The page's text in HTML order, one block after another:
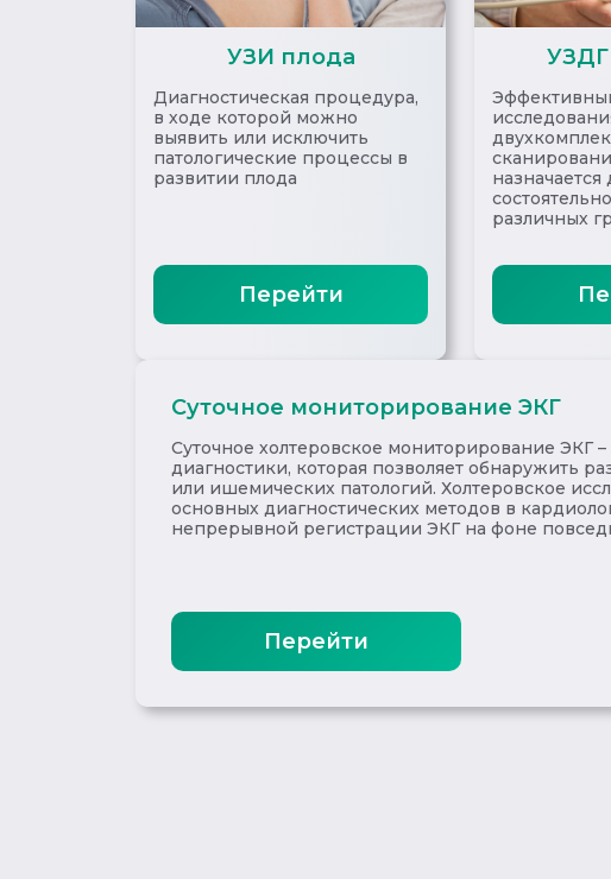
УЗИ плода
Диагностическая процедура,
в ходе которой можно
выявить или исключить
патологические процессы в
развитии плода
Перейти
УЗДГ
различных
Суточное мониторирование ЭКГ
Суточное холтеровское мониторирование ЭКГ
диагностики, которая позволяет обнаружить
или ишемических патологий. Холтеровское
основных диагностических методов в
непрерывной регистрации ЭКГ на фоне
Перейти